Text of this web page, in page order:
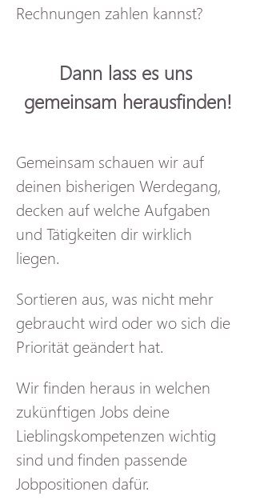
Rechnungen zahlen kannst?
Dann lass es uns
gemeinsam herausfinden!
Gemeinsam schauen wir auf
deinen bisherigen Werdegang,
decken auf welche Aufgaben
und Tätigkeiten dir wirklich
liegen.
Sortieren aus, was nicht mehr
gebraucht wird oder wo sich die
Priorität geändert hat.
Wir finden heraus in welchen
zukünftigen Jobs deine
Lieblingskompetenzen wichtig
sind und finden passende
Jobpositionen dafür.